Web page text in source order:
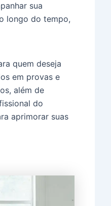
sua
longo do tempo,
quem deseja
em provas e
além de
do
aprimorar suas